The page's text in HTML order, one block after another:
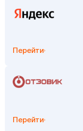
Перейти
Перейти